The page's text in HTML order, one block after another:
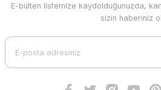
E-bülten listemize kaydolduğunuzda,
sizin haberiniz